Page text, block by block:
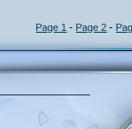
Page 1 - Page 2 -